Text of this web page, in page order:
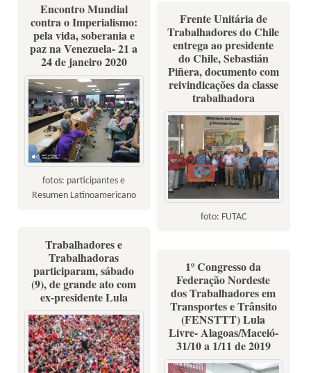
Encontro Mundial
contra o Imperialismo:
pela vida, soberania e
paz na Venezuela- 21 a
24 de janeiro 2020
fotos: participantes e
Resumen Latinoamericano
Frente Unitária de
Trabalhadores do Chile
entrega ao presidente
do Chile, Sebastián
Piñera, documento com
reivindicações da classe
trabalhadora
foto: FUTAC
Trabalhadores e
Trabalhadoras
participaram, sábado
(9), de grande ato com
ex-presidente Lula
1º Congresso da
Federação Nordeste
dos Trabalhadores em
Transportes e Trânsito
(FENSTTT) Lula
Livre- Alagoas/Maceió-
31/10 a 1/11 de 2019